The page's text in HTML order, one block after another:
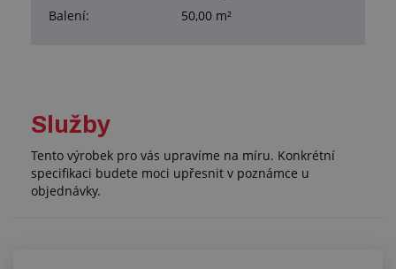
Balení:
50,00 m²
Služby
Tento výrobek pro vás upravíme na míru. Konkrétní
specifikaci budete moci upřesnit v poznámce u
objednávky.